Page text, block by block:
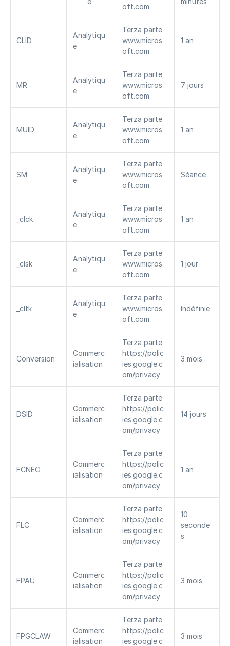
oft.com
CLID
Analytiqu
e
Terza parte
www.micros
oft.com
1 an
MR
Analytiqu
e
Terza parte
www.micros
oft.com
7 jours
MUID
Analytiqu
e
Terza parte
www.micros
oft.com
1 an
SM
Analytiqu
e
Terza parte
www.micros
oft.com
Séance
_clck
Analytiqu
e
Terza parte
www.micros
oft.com
1 an
_clsk
Analytiqu
e
Terza parte
www.micros
oft.com
1 jour
_cltk
Analytiqu
e
Terza parte
www.micros
oft.com
Indéfinie
Conversion
Commerc
ialisation
Terza parte
https://polic
ies.google.c
om/privacy
3 mois
DSID
Commerc
ialisation
Terza parte
https://polic
ies.google.c
om/privacy
14 jours
FCNEC
Commerc
ialisation
Terza parte
https://polic
ies.google.c
om/privacy
1 an
FLC
Commerc
ialisation
Terza parte
https://polic
ies.google.c
om/privacy
10
seconde
s
FPAU
Commerc
ialisation
Terza parte
https://polic
ies.google.c
om/privacy
3 mois
FPGCLAW
Commerc
ialisation
Terza parte
https://polic
ies.google.c
3 mois